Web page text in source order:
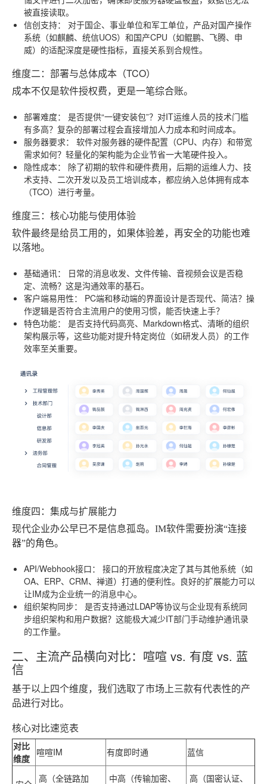
被直接读取。
信创支持：
对于国企、事业单位和军工单位，产品对国产操作
系统（如麒麟、统信UOS）和国产CPU（如鲲鹏、飞腾、申
威）的适配深度是硬性指标，直接关系到合规性。
维度二：部署与总体成本（TCO）
成本不仅是软件授权费，更是一笔综合账。
部署难度：
是否提供“一键安装包”？对IT运维人员的技术门槛
有多高？复杂的部署过程会直接增加人力成本和时间成本。
服务器要求：
软件对服务器的硬件配置（CPU、内存）和带宽
需求如何？轻量化的架构能为企业节省一大笔硬件投入。
隐性成本：
除了初期的软件和硬件费用，后期的运维人力、技
术支持、二次开发以及员工培训成本，都应纳入总体拥有成本
（TCO）进行考量。
维度三：核心功能与使用体验
软件最终是给员工用的，如果体验差，再安全的功能也难
以落地。
基础通讯：
日常的消息收发、文件传输、音视频会议是否稳
定、流畅？这是沟通效率的基石。
客户端易用性：
PC端和移动端的界面设计是否现代、简洁？操
作逻辑是否符合主流用户的使用习惯，能否快速上手？
特色功能：
是否支持代码高亮、Markdown格式、清晰的组织
架构展示等，这些功能对提升特定岗位（如研发人员）的工作
效率至关重要。
维度四：集成与扩展能力
现代企业办公早已不是信息孤岛。IM软件需要扮演“连接
器”的角色。
API/Webhook接口：
接口的开放程度决定了其与其他系统（如
OA、ERP、CRM、禅道）打通的便利性。良好的扩展能力可以
让IM成为企业统一的消息中心。
组织架构同步：
是否支持通过LDAP等协议与企业现有系统同
步组织架构和用户数据？这能极大减少IT部门手动维护通讯录
的工作量。
二、主流产品横向对比：喧喧 vs. 有度 vs. 蓝
信
基于以上四个维度，我们选取了市场上三款有代表性的产
品进行对比。
核心对比速览表
对比
维度
喧喧IM 有度即时通 蓝信
高（全链路加 中高（传输加密、 高（国密认证、